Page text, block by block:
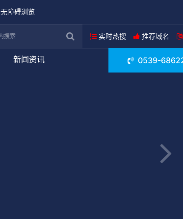
无障碍浏览
实时热搜 推荐域名
新闻资讯 0539-